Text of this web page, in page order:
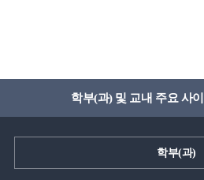
학부(과) 및 교내 주요 사
학부(과)